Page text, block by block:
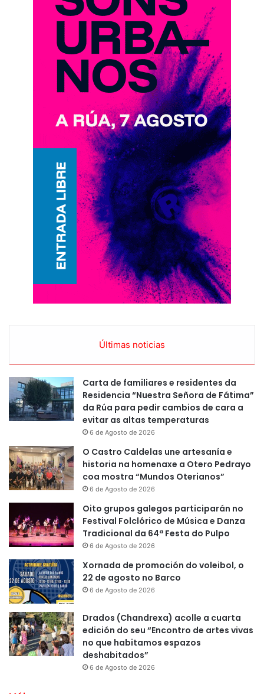
Últimas noticias
Carta de familiares e residentes da
Residencia “Nuestra Señora de Fátima”
da Rúa para pedir cambios de cara a
evitar as altas temperaturas
6 de Agosto de 2026
O Castro Caldelas une artesanía e
historia na homenaxe a Otero Pedrayo
coa mostra “Mundos Oterianos”
6 de Agosto de 2026
Oito grupos galegos participarán no
Festival Folclórico de Música e Danza
Tradicional da 64ª Festa do Pulpo
6 de Agosto de 2026
Xornada de promoción do voleibol, o
22 de agosto no Barco
6 de Agosto de 2026
Drados (Chandrexa) acolle a cuarta
edición do seu “Encontro de artes vivas
no que habitamos espazos
deshabitados”
6 de Agosto de 2026